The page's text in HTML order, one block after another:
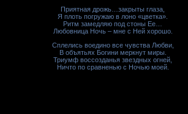
Приятная дрожь…закрыты глаза,
Я плоть погружаю в лоно «цветка».
Ритм замедляю под стоны Ее…
Любовница Ночь – мне с Ней хорошо.
Сплелись воедино все чувства Любви,
В объятьях Богини меркнут миры.
Триумф воссозданья звездных огней,
Ничто по сравненью с Ночью моей.